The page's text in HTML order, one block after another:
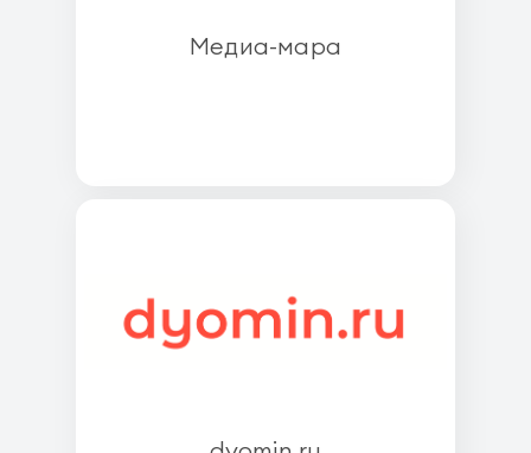
Медиа-мара